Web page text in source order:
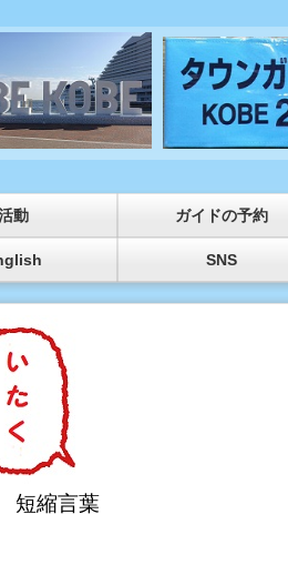
動 ガイドの予約
SNS
短縮言葉